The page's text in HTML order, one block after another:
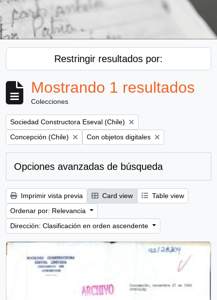
Restringir resultados por:
Mostrando 1 resultados
Colecciones
Remove filter:
Sociedad Constructora Eseval (Chile)
Remove filter:
Concepción (Chile) Remove filter:
Con objetos digitales
Opciones avanzadas de búsqueda
Imprimir vista previa Card view
Table view
Ordenar por: Relevancia
Dirección: Clasificación en orden ascendente